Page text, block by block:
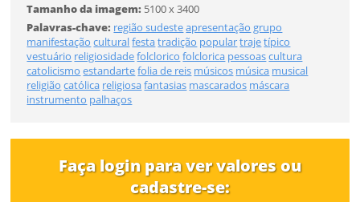
Tamanho da imagem: 5100 x 3400
Palavras-chave: região sudesteapresentação grupo
manifestação culturalfestatradição populartrajetípico
vestuário religiosidadefolclorico folclorica pessoascultura
catolicismo estandartefolia de reis músicos música musical
religião católica religiosafantasias mascarados máscara
instrumento palhaços
Faça login para ver valores ou
cadastre-se:
FINALIZAR
CADASTRAR
Já tem uma conta?